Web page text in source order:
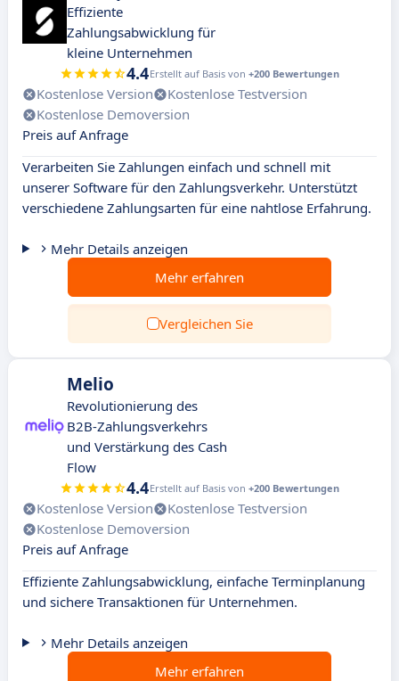
Effiziente
Zahlungsabwicklung für
kleine Unternehmen
4.4Erstellt auf Basis von +200 Bewertungen
Kostenlose Version
Kostenlose Testversion
Kostenlose Demoversion
Preis auf Anfrage
Verarbeiten Sie Zahlungen einfach und schnell mit
unserer Software für den Zahlungsverkehr. Unterstützt
verschiedene Zahlungsarten für eine nahtlose Erfahrung.
Mehr Details anzeigen
Mehr erfahren
Vergleichen Sie
Melio
Revolutionierung des
B2B-Zahlungsverkehrs
und Verstärkung des Cash
Flow
4.4Erstellt auf Basis von +200 Bewertungen
Kostenlose Version
Kostenlose Testversion
Kostenlose Demoversion
Preis auf Anfrage
Effiziente Zahlungsabwicklung, einfache Terminplanung
und sichere Transaktionen für Unternehmen.
Mehr Details anzeigen
Mehr erfahren